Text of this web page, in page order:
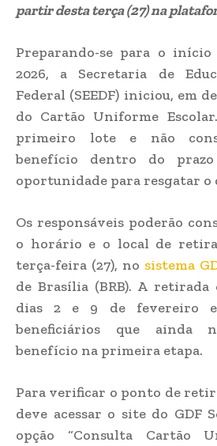
partir desta terça (27) na
Preparando-se para o
2026, a Secretaria de
Federal (SEEDF) iniciou, em
do Cartão Uniforme
primeiro lote e não
benefício dentro do
oportunidade para resgatar o
Os responsáveis poderão
o horário e o local de
terça-feira (27), no sistema
de Brasília (BRB). A
dias 2 e 9 de fevereiro e
beneficiários que ainda
benefício na primeira etapa.
Para verificar o ponto de
deve acessar o site do GDF
opção “Consulta Cartão